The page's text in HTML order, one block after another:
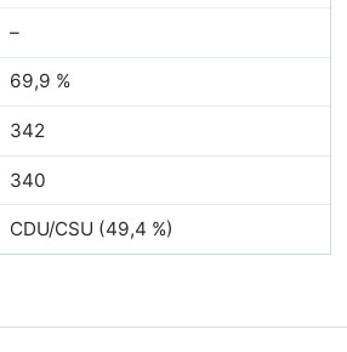
–
69,9 %
342
340
CDU/CSU (49,4 %)